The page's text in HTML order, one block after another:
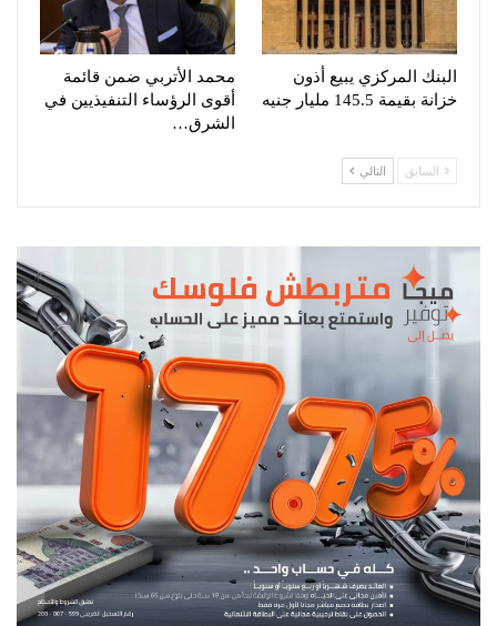
البنك المركزي يبيع أذون
خزانة بقيمة 145.5 مليار جنيه
محمد الأتربي ضمن قائمة
أقوى الرؤساء التنفيذيين في
الشرق…
السابق التالي